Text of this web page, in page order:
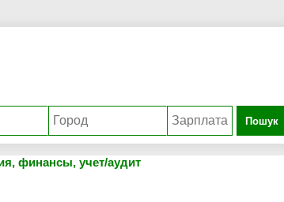
Пошук
финансы, учет/аудит